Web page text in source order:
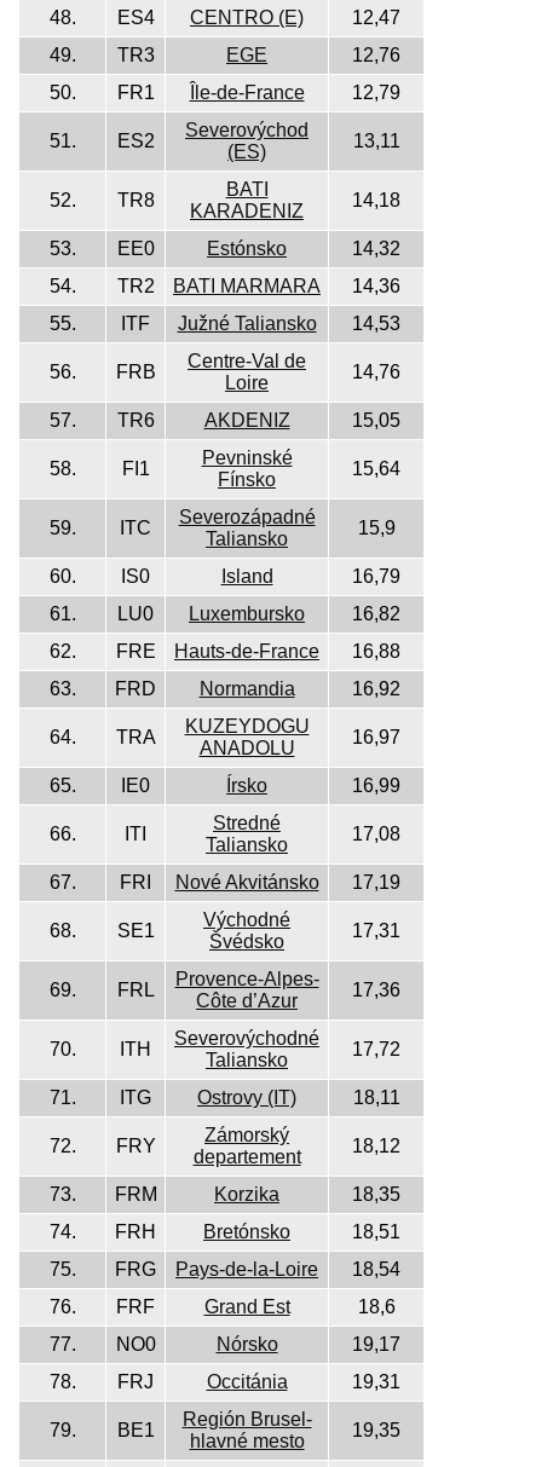
48. ES4 CENTRO (E)
12,47
49.
TR3 EGE
12,76
50.
FR1 Île-de-France 12,79
51. ES2
Severovýchod
(ES)
13,11
52. TR8
BATI
KARADENIZ
14,18
53. EE0 Estónsko
14,32
54.
TR2 BATI MARMARA
14,36
55.
ITF Južné Taliansko 14,53
56. FRB
Centre-Val de
Loire
14,76
57. TR6 AKDENIZ 15,05
58. FI1
Pevninské
Fínsko
15,64
59. ITC
Severozápadné
Taliansko
15,9
60. IS0 Island
16,79
61.
LU0 Luxembursko
16,82
62.
FRE Hauts-de-France
16,88
63.
FRD Normandia 16,92
64. TRA
KUZEYDOGU
ANADOLU
16,97
65. IE0 Írsko 16,99
66. ITI
Stredné
Taliansko
17,08
67. FRI Nové Akvitánsko 17,19
68. SE1
Východné
Švédsko
17,31
69. FRL
Provence-Alpes-
Côte d’Azur
17,36
70. ITH
Severovýchodné
Taliansko
17,72
71. ITG Ostrovy (IT) 18,11
72. FRY
Zámorský
departement
18,12
73. FRM Korzika
18,35
74.
FRH Bretónsko
18,51
75.
FRG Pays-de-la-Loire
18,54
76.
FRF Grand Est
18,6
77.
NO0 Nórsko
19,17
78.
FRJ Occitánia 19,31
79. BE1
Región Brusel-
hlavné mesto
19,35